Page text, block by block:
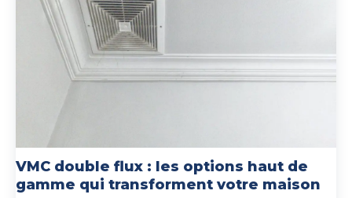
VMC double flux : les options haut de
gamme qui transforment votre maison